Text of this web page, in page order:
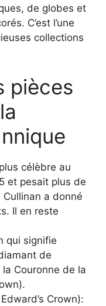
de globes et
C’est l’une
collections
pièces
célèbre au
et pesait plus de
a donné
Il en reste
qui signifie
de
Couronne de la
Crown):